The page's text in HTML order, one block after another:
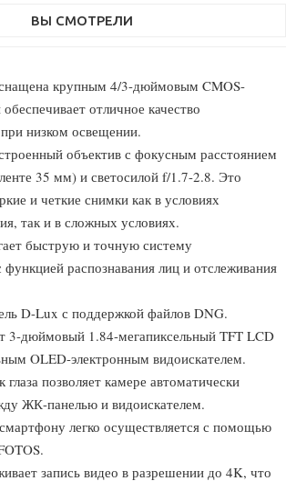
ВЫ СМОТРЕЛИ
крупным 4/3-дюймовым CMOS-
отличное качество
низком освещении.
объектив с фокусным расстоянием
35 мм) и светосилой f/1.7-2.8. Это
и четкие снимки как в условиях
так и в сложных условиях.
быструю и точную систему
распознавания лиц и отслеживания
D-Lux с поддержкой файлов DNG.
3-дюймовый 1.84-мегапиксельный TFT LCD
OLED-электронным видоискателем.
позволяет камере автоматически
ЖК-панелью и видоискателем.
легко осуществляется с помощью
запись видео в разрешении до 4K, что